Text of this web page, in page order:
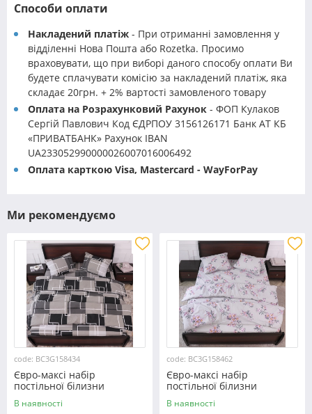
Способи оплати
Накладений платіж - При отриманні замовлення у
відділенні Нова Пошта або Rozetka. Просимо
враховувати, що при виборі даного способу оплати Ви
будете сплачувати комісію за накладений платіж, яка
складає 20грн. + 2% вартості замовленого товару
Оплата на Розрахунковий Рахунок - ФОП Кулаков
Сергій Павлович Код ЄДРПОУ 3156126171 Банк АТ КБ
«ПРИВАТБАНК» Рахунок IBAN
UA233052990000026007016006492
Оплата карткою Visa, Mastercard - WayForPay
Ми рекомендуємо
code: BC3G158434
Євро-максі набір
постільної білизни
200*220 із Бязі "Gold"
№158434 Черешенка™
В наявності
code: BC3G158462
Євро-максі набір
постільної білизни
200*220 із Бязі "Gold"
№158462 Черешенька™
В наявності